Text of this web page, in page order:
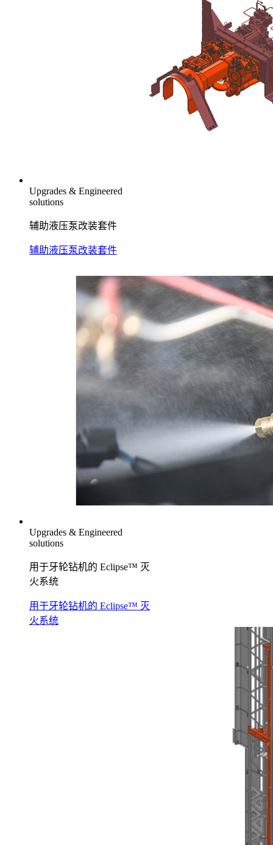
Upgrades & Engineered
solutions
辅助液压泵改装套件
辅助液压泵改装套件
Upgrades & Engineered
solutions
用于牙轮钻机的 Eclipse™ 灭
火系统
用于牙轮钻机的 Eclipse™ 灭
火系统